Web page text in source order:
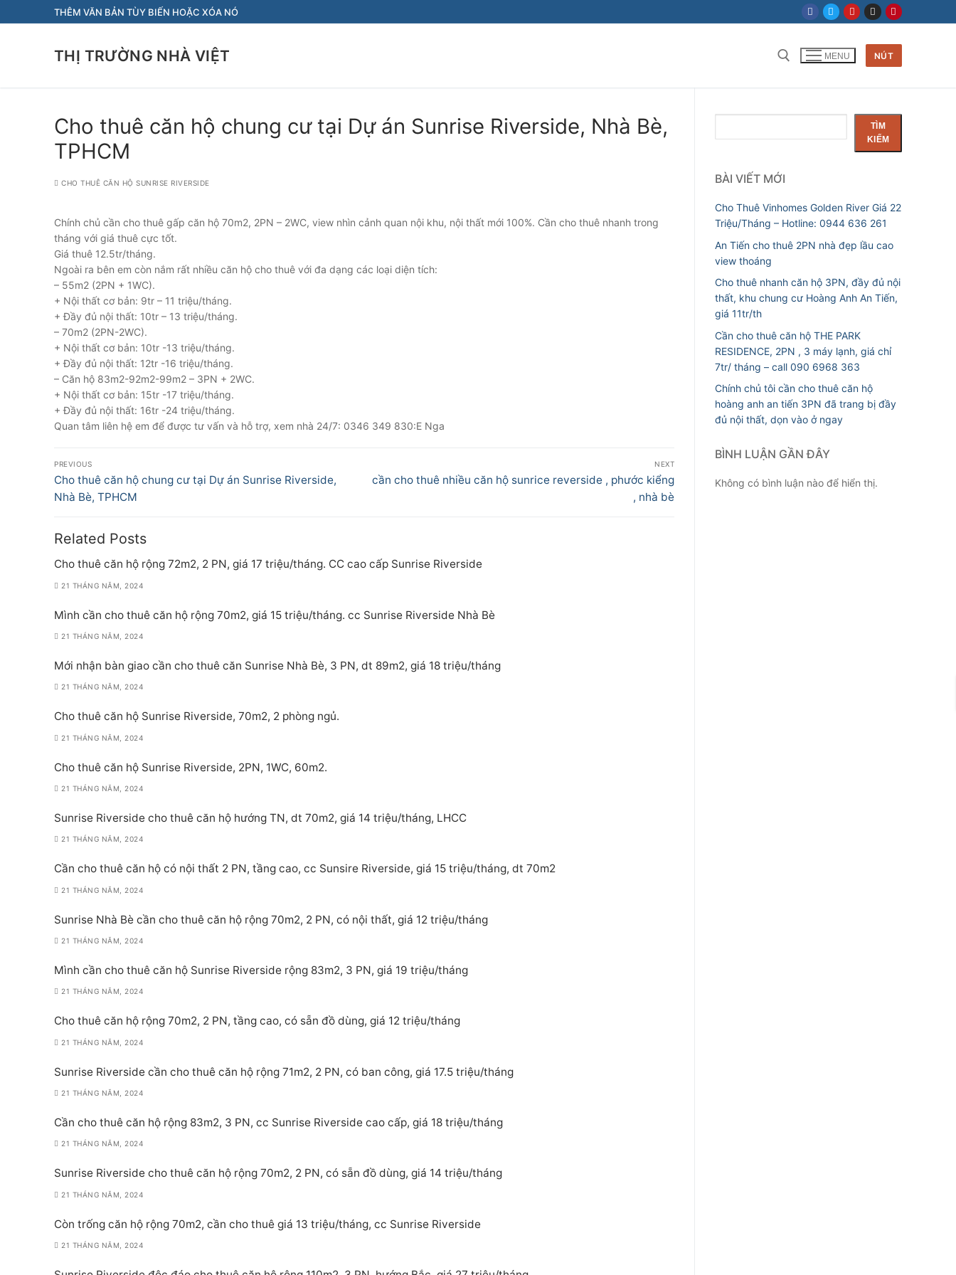
đến
THÊM VĂN BẢN TÙY BIẾN HOẶC XÓA NÓ
THỊ TRƯỜNG NHÀ VIỆT
Tìm kiếm cho:
MENU NÚT
Cho thuê căn hộ chung cư tại Dự án Sunrise Riverside, Nhà Bè,
TPHCM
CHO THUÊ CĂN HỘ SUNRISE RIVERSIDE
Chính chủ cần cho thuê gấp căn hộ 70m2, 2PN – 2WC, view nhìn cảnh quan nội khu, nội thất mới 100%. Cần cho thuê nhanh trong
tháng với giá thuê cực tốt.
Giá thuê 12.5tr/tháng.
Ngoài ra bên em còn nắm rất nhiều căn hộ cho thuê với đa dạng các loại diện tích:
– 55m2 (2PN + 1WC).
+ Nội thất cơ bản: 9tr – 11 triệu/tháng.
+ Đầy đủ nội thất: 10tr – 13 triệu/tháng.
– 70m2 (2PN-2WC).
+ Nội thất cơ bản: 10tr -13 triệu/tháng.
+ Đầy đủ nội thất: 12tr -16 triệu/tháng.
– Căn hộ 83m2-92m2-99m2 – 3PN + 2WC.
+ Nội thất cơ bản: 15tr -17 triệu/tháng.
+ Đầy đủ nội thất: 16tr -24 triệu/tháng.
Quan tâm liên hệ em để được tư vấn và hỗ trợ, xem nhà 24/7: 0346 349 830:E Nga
Điều
hướng
bài
viết
PREVIOUS
Previous
post:
Cho thuê căn hộ chung cư tại Dự án Sunrise Riverside,
Nhà Bè, TPHCM
NEXT
Next
cần cho thuê nhiều căn hộ sunrice reverside , phước kiểng
, nhà bè
Related Posts
Cho thuê căn hộ rộng 72m2, 2 PN, giá 17 triệu/tháng. CC cao cấp Sunrise Riverside
21 THÁNG NĂM, 2024
Mình cần cho thuê căn hộ rộng 70m2, giá 15 triệu/tháng. cc Sunrise Riverside Nhà Bè
21 THÁNG NĂM, 2024
Mới nhận bàn giao cần cho thuê căn Sunrise Nhà Bè, 3 PN, dt 89m2, giá 18 triệu/tháng
21 THÁNG NĂM, 2024
Cho thuê căn hộ Sunrise Riverside, 70m2, 2 phòng ngủ.
21 THÁNG NĂM, 2024
Cho thuê căn hộ Sunrise Riverside, 2PN, 1WC, 60m2.
21 THÁNG NĂM, 2024
Sunrise Riverside cho thuê căn hộ hướng TN, dt 70m2, giá 14 triệu/tháng, LHCC
21 THÁNG NĂM, 2024
Cần cho thuê căn hộ có nội thất 2 PN, tầng cao, cc Sunsire Riverside, giá 15 triệu/tháng, dt 70m2
21 THÁNG NĂM, 2024
Sunrise Nhà Bè cần cho thuê căn hộ rộng 70m2, 2 PN, có nội thất, giá 12 triệu/tháng
21 THÁNG NĂM, 2024
Mình cần cho thuê căn hộ Sunrise Riverside rộng 83m2, 3 PN, giá 19 triệu/tháng
21 THÁNG NĂM, 2024
Cho thuê căn hộ rộng 70m2, 2 PN, tầng cao, có sẵn đồ dùng, giá 12 triệu/tháng
21 THÁNG NĂM, 2024
Sunrise Riverside cần cho thuê căn hộ rộng 71m2, 2 PN, có ban công, giá 17.5 triệu/tháng
21 THÁNG NĂM, 2024
Cần cho thuê căn hộ rộng 83m2, 3 PN, cc Sunrise Riverside cao cấp, giá 18 triệu/tháng
21 THÁNG NĂM, 2024
Sunrise Riverside cho thuê căn hộ rộng 70m2, 2 PN, có sẵn đồ dùng, giá 14 triệu/tháng
21 THÁNG NĂM, 2024
Còn trống căn hộ rộng 70m2, cần cho thuê giá 13 triệu/tháng, cc Sunrise Riverside
21 THÁNG NĂM, 2024
kiếm
TÌM
KIẾM
BÀI VIẾT MỚI
Cho Thuê Vinhomes Golden River Giá 22
Triệu/Tháng – Hotline: 0944 636 261
An Tiến cho thuê 2PN nhà đẹp lầu cao
view thoáng
Cho thuê nhanh căn hộ 3PN, đầy đủ nội
thất, khu chung cư Hoàng Anh An Tiến,
giá 11tr/th
Cần cho thuê căn hộ THE PARK
RESIDENCE, 2PN , 3 máy lạnh, giá chỉ
7tr/ tháng – call 090 6968 363
Chính chủ tôi cần cho thuê căn hộ
hoàng anh an tiến 3PN đã trang bị đầy
đủ nội thất, dọn vào ở ngay
BÌNH LUẬN GẦN ĐÂY
Không có bình luận nào để hiển thị.